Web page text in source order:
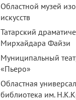
Областной музей
искусств
Татарский
Мирхайдара Файзи
Муниципальный
«Пьеро»
Областная
библиотека им.